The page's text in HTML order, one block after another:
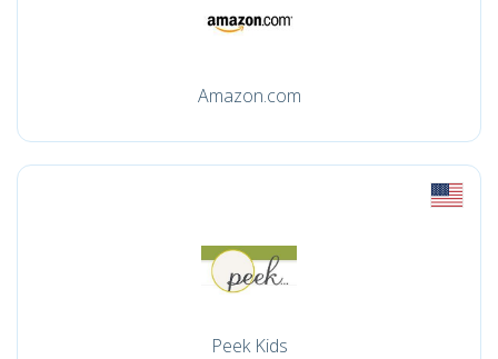
Amazon.com
Peek Kids